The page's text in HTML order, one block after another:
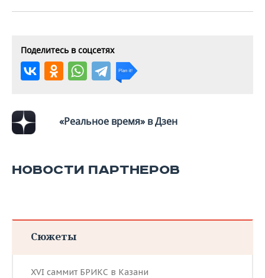
ВОДНЫЕ ВИДЫ СПОРТА
ОБРАЗОВАНИЕ
Поделитесь в соцсетях
«Реальное время» в Дзен
НОВОСТИ ПАРТНЕРОВ
Сюжеты
XVI саммит БРИКС в Казани